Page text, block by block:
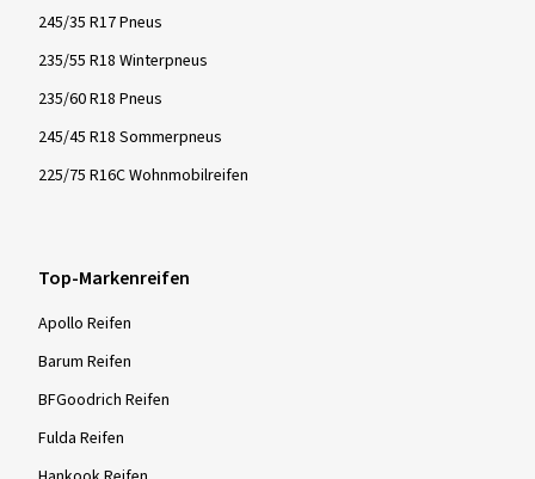
245/35 R17 Pneus
235/55 R18 Winterpneus
235/60 R18 Pneus
245/45 R18 Sommerpneus
225/75 R16C Wohnmobilreifen
Top-Markenreifen
Apollo Reifen
Barum Reifen
BFGoodrich Reifen
Fulda Reifen